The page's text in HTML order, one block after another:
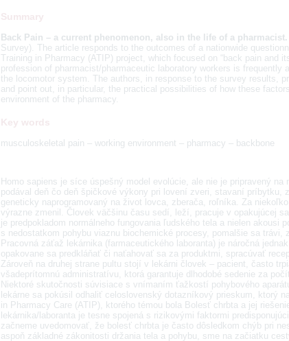
Back Pain – a current phenomenon, also in the life of a pharmacist.
Survey). The article responds to the outcomes of a nationwide
Training in Pharmacy (ATIP) project, which focused on “back pain and
profession of pharmacist/pharmaceutic laboratory workers is
the locomotor system. The authors, in response to the survey results,
and point out, in particular, the practical possibilities of how these
environment of the pharmacy.
musculoskeletal pain – working environment – pharmacy – backbone
Homo sapiens je síce úspešný model evolúcie, ale nie je pripravený
podával deň čo deň špičkové výkony pri lovení zveri, stavaní príbytku,
geneticky naprogramovaný na život lovca, zberača, roľníka. Za
výrazne zmenil. Človek väčšinu času sedí, leží, pracuje v opakujúcej
je predpokladom normálneho fungovania ľudského tela a nielen akousi
s nedostatkom pohybu viaznu biochemické procesy, pomalšie sa trávi,
Pracovná záťaž lekárnika (farmaceutického laboranta) je náročná
opakovane sa predkláňať či naťahovať sa za produktmi, spracúvať
Zároveň na druhej strane pultu stojí v lekárni človek – pacient, často
všadeprítomnú administratívu, ktorá garantuje dlhodobé sedenie za
Niektoré skutočnosti súvisiace s vnímaním ťažkostí pohybového
lekárne sa pokúsil odhaliť celoslovenský dotazníkový prieskum, ktorý
in Pharmacy Care (ATIP), ktorého témou bola Bolesť chrbta a jej
lekárnika/laboranta je tesne spojená s rizikovými faktormi
začneme uvedomovať, že bolesť chrbta je často dôsledkom chýb pri
aspoň základné zákonitosti držania tela a pohybu, sme na začiatku